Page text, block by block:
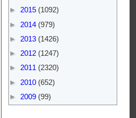
► 2015 (1092)
► 2014 (979)
► 2013 (1426)
► 2012 (1247)
► 2011 (2320)
► 2010 (652)
► 2009 (99)